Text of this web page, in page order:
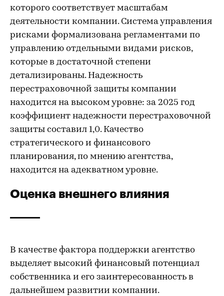
которого соответствует масштабам
деятельности компании. Система управления
рисками формализована регламентами по
управлению отдельными видами рисков,
которые в достаточной степени
детализированы. Надежность
перестраховочной защиты компании
находится на высоком уровне: за 2025 год
коэффициент надежности перестраховочной
защиты составил 1,0. Качество
стратегического и финансового
планирования, по мнению агентства,
находится на адекватном уровне.
Оценка внешнего влияния
В качестве фактора поддержки агентство
выделяет высокий финансовый потенциал
собственника и его заинтересованность в
дальнейшем развитии компании.